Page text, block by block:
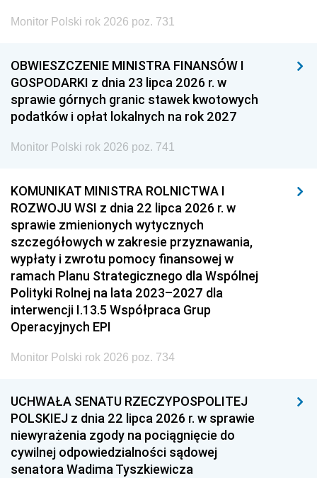
Monitor Polski rok 2026 poz. 731
OBWIESZCZENIE MINISTRA FINANSÓW I
GOSPODARKI z dnia 23 lipca 2026 r. w
sprawie górnych granic stawek kwotowych
podatków i opłat lokalnych na rok 2027
Monitor Polski rok 2026 poz. 741
KOMUNIKAT MINISTRA ROLNICTWA I
ROZWOJU WSI z dnia 22 lipca 2026 r. w
sprawie zmienionych wytycznych
szczegółowych w zakresie przyznawania,
wypłaty i zwrotu pomocy finansowej w
ramach Planu Strategicznego dla Wspólnej
Polityki Rolnej na lata 2023–2027 dla
interwencji I.13.5 Współpraca Grup
Operacyjnych EPI
Monitor Polski rok 2026 poz. 734
UCHWAŁA SENATU RZECZYPOSPOLITEJ
POLSKIEJ z dnia 22 lipca 2026 r. w sprawie
niewyrażenia zgody na pociągnięcie do
cywilnej odpowiedzialności sądowej
senatora Wadima Tyszkiewicza